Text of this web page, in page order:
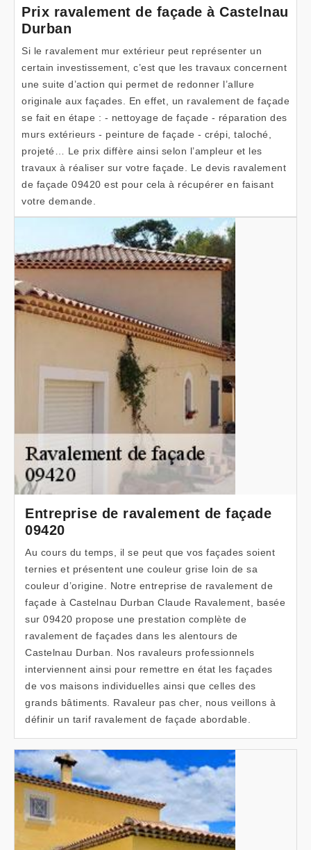
Prix ravalement de façade à Castelnau
Durban
Si le ravalement mur extérieur peut représenter un
certain investissement, c’est que les travaux concernent
une suite d’action qui permet de redonner l’allure
originale aux façades. En effet, un ravalement de façade
se fait en étape : - nettoyage de façade - réparation des
murs extérieurs - peinture de façade - crépi, taloché,
projeté… Le prix diffère ainsi selon l’ampleur et les
travaux à réaliser sur votre façade. Le devis ravalement
de façade 09420 est pour cela à récupérer en faisant
votre demande.
Entreprise de ravalement de façade
09420
Au cours du temps, il se peut que vos façades soient
ternies et présentent une couleur grise loin de sa
couleur d’origine. Notre entreprise de ravalement de
façade à Castelnau Durban Claude Ravalement, basée
sur 09420 propose une prestation complète de
ravalement de façades dans les alentours de
Castelnau Durban. Nos ravaleurs professionnels
interviennent ainsi pour remettre en état les façades
de vos maisons individuelles ainsi que celles des
grands bâtiments. Ravaleur pas cher, nous veillons à
définir un tarif ravalement de façade abordable.